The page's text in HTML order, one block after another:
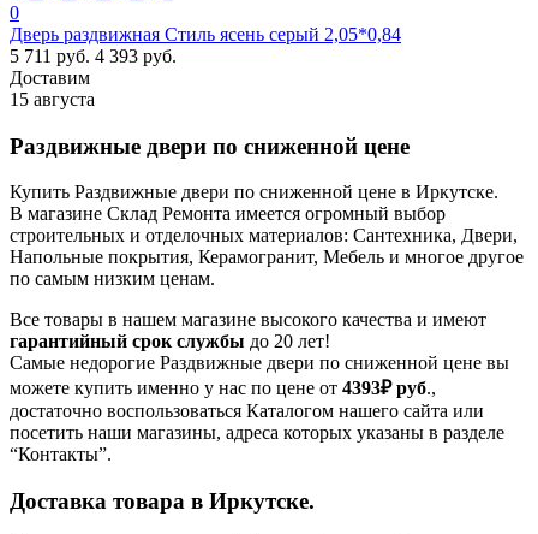
0
Дверь раздвижная Стиль ясень серый 2,05*0,84
5 711 руб. 4 393 руб.
Доставим
15 августа
Раздвижные двери по сниженной цене
Купить Раздвижные двери по сниженной цене в Иркутске.
В магазине Склад Ремонта имеется огромный выбор
строительных и отделочных материалов: Сантехника, Двери,
Напольные покрытия, Керамогранит, Мебель и многое другое
по самым низким ценам.
Все товары в нашем магазине высокого качества и имеют
гарантийный срок службы до 20 лет!
Самые недорогие Раздвижные двери по сниженной цене вы
можете купить именно у нас по цене от 4393₽ руб.,
достаточно воспользоваться Каталогом нашего сайта или
посетить наши магазины, адреса которых указаны в разделе
“Контакты”.
Доставка товара в Иркутске.